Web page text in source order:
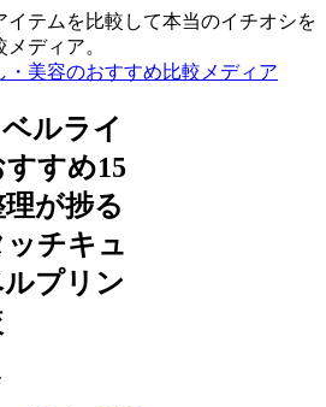
テムを比較して本当のイチオシを
ディア。
・美容のおすすめ比較メディア
ベルライ
すめ15
が捗る
チキュ
プリン